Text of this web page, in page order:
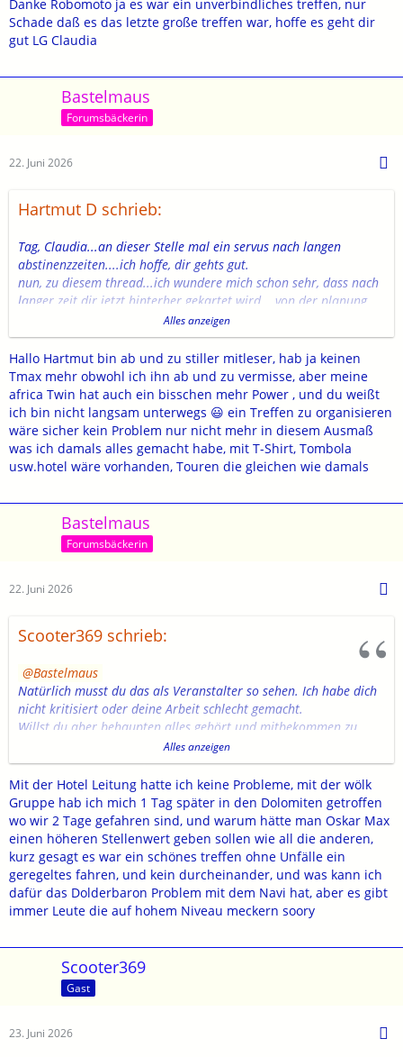
Danke Robomoto ja es war ein unverbindliches treffen, nur
Schade daß es das letzte große treffen war, hoffe es geht dir
gut LG Claudia
Bastelmaus
Forumsbäckerin
22. Juni 2026
Hartmut D schrieb:
Tag, Claudia...an dieser Stelle mal ein servus nach langen
abstinenzzeiten....ich hoffe, dir gehts gut.
nun, zu diesem thread...ich wundere mich schon sehr, dass nach
langer zeit dir jetzt hinterher gekartet wird....von der planung
bis zur durchführung war das von dir und deinem ex toppi....was
einzelne teilnehmer daraus gemacht haben, ist doch jedem seine
sache..mehr dazu sage ich präventiv nicht....
nur soviel...wenn du so was nochmal offizielle oder privat
organiseren solltest, rechne auf meine mithilfe.
gruss
Alles anzeigen
Hallo Hartmut bin ab und zu stiller mitleser, hab ja keinen
Tmax mehr obwohl ich ihn ab und zu vermisse, aber meine
africa Twin hat auch ein bisschen mehr Power , und du weißt
ich bin nicht langsam unterwegs 😃 ein Treffen zu organisieren
wäre sicher kein Problem nur nicht mehr in diesem Ausmaß
was ich damals alles gemacht habe, mit T-Shirt, Tombola
usw.hotel wäre vorhanden, Touren die gleichen wie damals
Bastelmaus
Forumsbäckerin
22. Juni 2026
Scooter369 schrieb:
Bastelmaus
Natürlich musst du das als Veranstalter so sehen. Ich habe dich
nicht kritisiert oder deine Arbeit schlecht gemacht.
Willst du aber behaupten alles gehört und mitbekommen zu
Ich war erstaunt, das die sich selbst in Kameradschaft
schwelgende Wölk-Truppe, zerstritten war.
Dolderbaron hatte seinen Stress mit dem Navi und der Route, als
Tourguide. Viele waren mit der Geschwindigkeit und dem
Überholverhalten nicht gerade glücklich..
Soweit ich weiß, warst du mit der Hotelleitung auch nicht immer
konform.
Oskartmax, ist wenig beachtet worden, das war sein
geschilderter Eindruck.
Das war also nur mein Eindruck in einigen Situationen. Ich habe
nicht gemeckert sondern mich bei dir bedankt.
Ich habe die Zeit und Umgebung trotzdem genossen.
Alles anzeigen
Mit der Hotel Leitung hatte ich keine Probleme, mit der wölk
Gruppe hab ich mich 1 Tag später in den Dolomiten getroffen
wo wir 2 Tage gefahren sind, und warum hätte man Oskar Max
einen höheren Stellenwert geben sollen wie all die anderen,
kurz gesagt es war ein schönes treffen ohne Unfälle ein
geregeltes fahren, und kein durcheinander, und was kann ich
dafür das Dolderbaron Problem mit dem Navi hat, aber es gibt
immer Leute die auf hohem Niveau meckern soory
Scooter369
Gast
23. Juni 2026